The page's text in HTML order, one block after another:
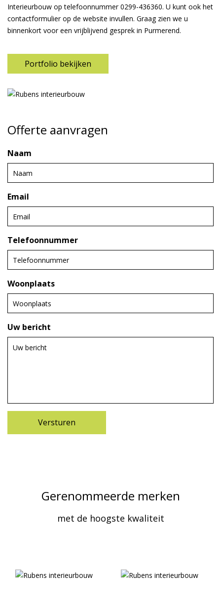
Interieurbouw op telefoonnummer0299-436360. U kunt ook het
contactformulier op de website invullen. Graag zien we u
binnenkort voor een vrijblijvend gesprek in Purmerend.
Portfolio bekijken
Offerte aanvragen
Naam
Email
Telefoonnummer
Woonplaats
Uw bericht
Gerenommeerde merken
met de hoogste kwaliteit